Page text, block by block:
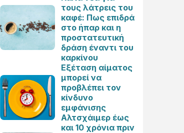
τους λάτρεις του
καφέ: Πως επιδρά
στο ήπαρ και η
προστατευτική
δράση έναντι του
καρκίνου
Εξέταση αίματος
μπορεί να
προβλέπει τον
κίνδυνο
εμφάνισης
Αλτσχάιμερ έως
και 10 χρόνια πριν